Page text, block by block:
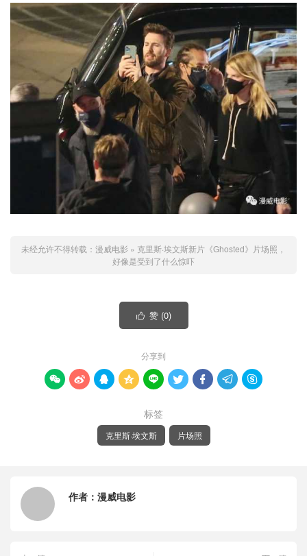
未经允许不得转载： 漫威电影 » 克里斯·埃文斯新片《Ghosted》片场照，
好像是受到了什么惊吓
 赞 (0)
分享到
        
标签
克里斯·埃文斯 片场照
作者： 漫威电影